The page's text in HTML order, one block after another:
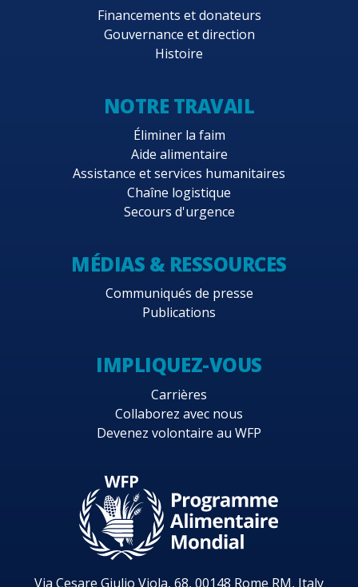
Financements et donateurs
Gouvernance et direction
Histoire
NOTRE TRAVAIL
Éliminer la faim
Aide alimentaire
Assistance et services humanitaires
Chaîne logistique
Secours d'urgence
MÉDIAS & RESSOURCES
Communiqués de presse
Publications
IMPLIQUEZ-VOUS
Carrières
Collaborez avec nous
Devenez volontaire au WFP
Via Cesare Giulio Viola, 68, 00148 Rome RM, Italy